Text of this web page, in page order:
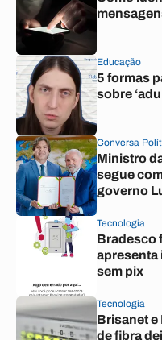
Educação
5 formas
sobre
Conversa
Ministro
segue
governo
Tecnologia
Bradesco
apresenta
sem pix
Tecnologia
Brisanet e
de fibra